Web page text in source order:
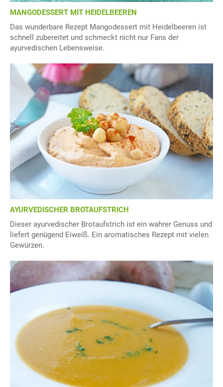
MANGODESSERT MIT HEIDELBEEREN
Das wunderbare Rezept Mangodessert mit Heidelbeeren ist
schnell zubereitet und schmeckt nicht nur Fans der
ayurvedischen Lebensweise.
AYURVEDISCHER BROTAUFSTRICH
Dieser ayurvedischer Brotaufstrich ist ein wahrer Genuss und
liefert genügend Eiweiß. Ein aromatisches Rezept mit vielen
Gewürzen.